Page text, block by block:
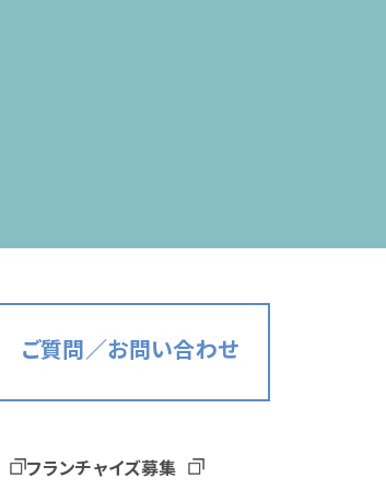
ご質問／お問い合わせ
フランチャイズ募集